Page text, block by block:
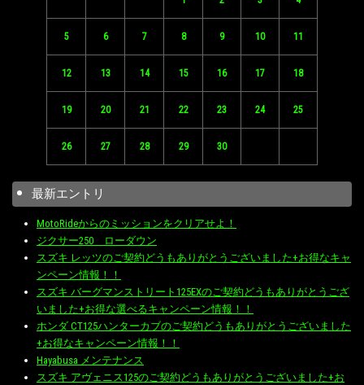
5 6 7 8 9 10 11
12 13 14 15 16 17 18
19 20 21 22 23 24 25
26 27 28 29 30
最新エントリ
MotoRideからのミッションをクリアせよ！
ジクサー250 ローダウン
スズキ レッツのご契約どうもありがとうございました+お得なキャ
ンペーン情報！！
スズキ バーグマンストリート125EXのご契約どうもありがとうござ
いました+お得な選べるキャンペーン情報！！
ホンダ CT125ハンターカブのご契約どうもありがとうございました
+お得なキャンペーン情報！！
Hayabusa メンテナンス
スズキ アヴェニス125のご契約どうもありがとうございました+お